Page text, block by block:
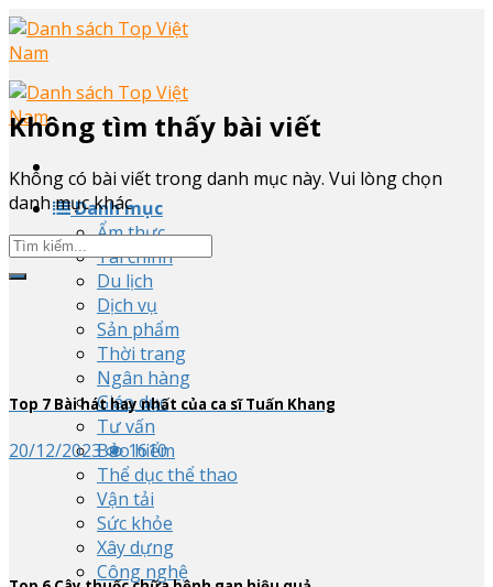
Skip
to
content
Danh mục
Ẩm thực
Tài chính
Du lịch
Dịch vụ
Sản phẩm
Thời trang
Ngân hàng
Giáo dục
Tư vấn
Bảo hiểm
Thể dục thể thao
Vận tải
Sức khỏe
Xây dựng
Công nghệ
Không tìm thấy bài viết
Không có bài viết trong danh mục này. Vui lòng chọn
danh mục khác
Top 7 Bài hát hay nhất của ca sĩ Tuấn Khang
20/12/2023 1610